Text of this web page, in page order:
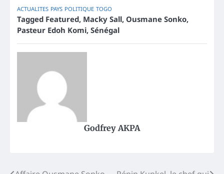
ACTUALITES PAYS POLITIQUE TOGO
Tagged Featured, Macky Sall, Ousmane Sonko,
Pasteur Edoh Komi, Sénégal
Godfrey AKPA